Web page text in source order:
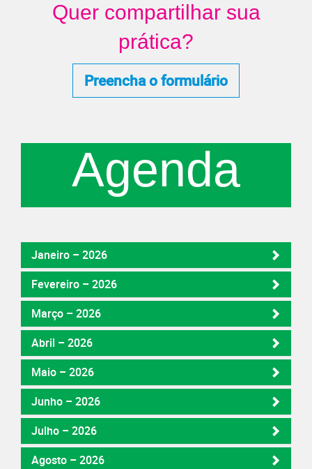
Quer compartilhar sua
prática?
Preencha o formulário
Agenda
Janeiro – 2026
Fevereiro – 2026
Março – 2026
Abril – 2026
Maio – 2026
Junho – 2026
Julho – 2026
Agosto – 2026